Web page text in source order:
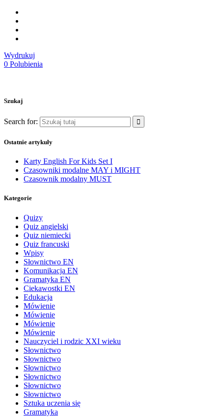
Wydrukuj
0 Polubienia
Szukaj
Search for:
Ostatnie artykuły
Karty English For Kids Set I
Czasowniki modalne MAY i MIGHT
Czasownik modalny MUST
Kategorie
Quizy
Quiz angielski
Quiz niemiecki
Quiz francuski
Wpisy
Słownictwo EN
Komunikacja EN
Gramatyka EN
Ciekawostki EN
Edukacja
Mówienie
Mówienie
Mówienie
Mówienie
Nauczyciel i rodzic XXI wieku
Słownictwo
Słownictwo
Słownictwo
Słownictwo
Słownictwo
Słownictwo
Sztuka uczenia się
Gramatyka